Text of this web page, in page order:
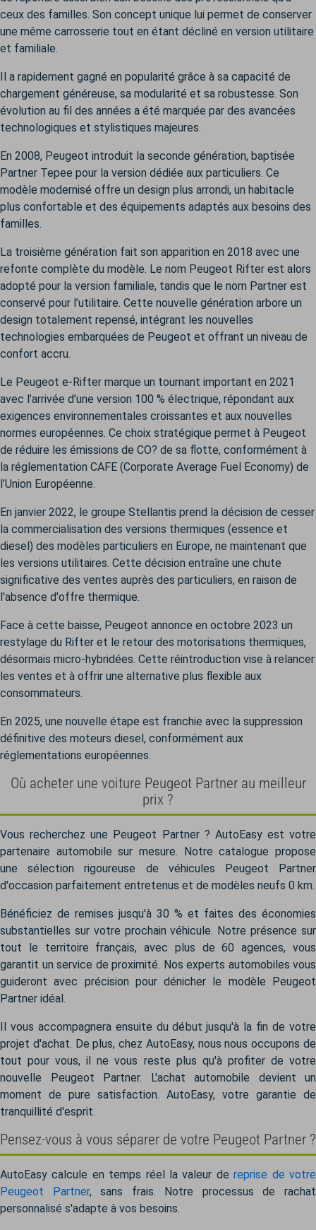
ceux des familles. Son concept unique lui permet de conserver
une même carrosserie tout en étant décliné en version utilitaire
et familiale.
Il a rapidement gagné en popularité grâce à sa capacité de
chargement généreuse, sa modularité et sa robustesse. Son
évolution au fil des années a été marquée par des avancées
technologiques et stylistiques majeures.
En 2008, Peugeot introduit la seconde génération, baptisée
Partner Tepee pour la version dédiée aux particuliers. Ce
modèle modernisé offre un design plus arrondi, un habitacle
plus confortable et des équipements adaptés aux besoins des
familles.
La troisième génération fait son apparition en 2018 avec une
refonte complète du modèle. Le nom Peugeot Rifter est alors
adopté pour la version familiale, tandis que le nom Partner est
conservé pour l’utilitaire. Cette nouvelle génération arbore un
design totalement repensé, intégrant les nouvelles
technologies embarquées de Peugeot et offrant un niveau de
confort accru.
Le Peugeot e-Rifter marque un tournant important en 2021
avec l’arrivée d’une version 100 % électrique, répondant aux
exigences environnementales croissantes et aux nouvelles
normes européennes. Ce choix stratégique permet à Peugeot
de réduire les émissions de CO? de sa flotte, conformément à
la réglementation CAFE (Corporate Average Fuel Economy) de
l’Union Européenne.
En janvier 2022, le groupe Stellantis prend la décision de cesser
la commercialisation des versions thermiques (essence et
diesel) des modèles particuliers en Europe, ne maintenant que
les versions utilitaires. Cette décision entraîne une chute
significative des ventes auprès des particuliers, en raison de
l'absence d'offre thermique.
Face à cette baisse, Peugeot annonce en octobre 2023 un
restylage du Rifter et le retour des motorisations thermiques,
désormais micro-hybridées. Cette réintroduction vise à relancer
les ventes et à offrir une alternative plus flexible aux
consommateurs.
En 2025, une nouvelle étape est franchie avec la suppression
définitive des moteurs diesel, conformément aux
réglementations européennes.
Où acheter une voiture Peugeot Partner au meilleur
prix ?
Vous recherchez une Peugeot Partner ? AutoEasy est votre
partenaire automobile sur mesure. Notre catalogue propose
une sélection rigoureuse de véhicules Peugeot Partner
d'occasion parfaitement entretenus et de modèles neufs 0 km.
Bénéficiez de remises jusqu'à 30 % et faites des économies
substantielles sur votre prochain véhicule. Notre présence sur
tout le territoire français, avec plus de 60 agences, vous
garantit un service de proximité. Nos experts automobiles vous
guideront avec précision pour dénicher le modèle Peugeot
Partner idéal.
Il vous accompagnera ensuite du début jusqu'à la fin de votre
projet d'achat. De plus, chez AutoEasy, nous nous occupons de
tout pour vous, il ne vous reste plus qu'à profiter de votre
nouvelle Peugeot Partner. L'achat automobile devient un
moment de pure satisfaction. AutoEasy, votre garantie de
tranquillité d'esprit.
Pensez-vous à vous séparer de votre Peugeot Partner ?
AutoEasy calcule en temps réel la valeur dereprise de votre
Peugeot Partner, sans frais. Notre processus de rachat
personnalisé s'adapte à vos besoins.